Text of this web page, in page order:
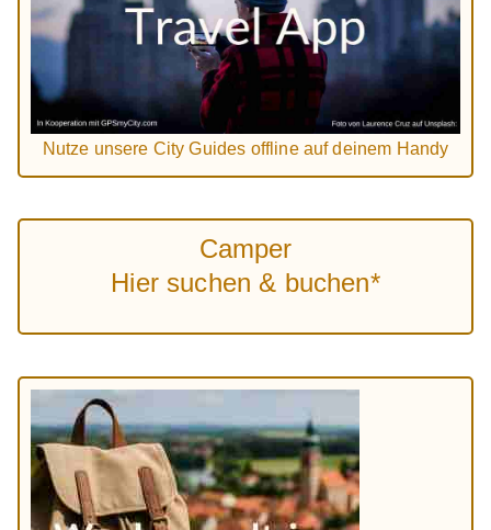
Nutze unsere City Guides offline auf deinem Handy
Camper
Hier suchen & buchen*